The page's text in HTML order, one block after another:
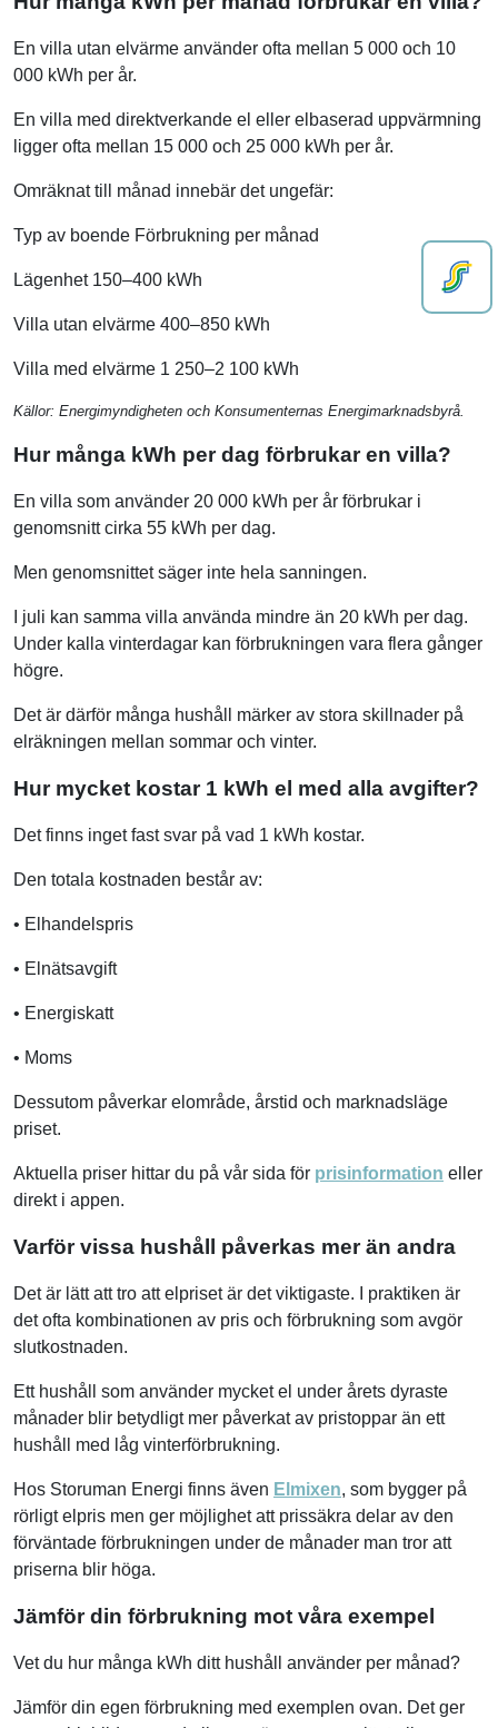
En villa utan elvärme använder ofta mellan 5 000 och 10
000 kWh per år.
En villa med direktverkande el eller elbaserad uppvärmning
ligger ofta mellan 15 000 och 25 000 kWh per år.
Omräknat till månad innebär det ungefär:
Typ av boende Förbrukning per månad
Lägenhet 150–400 kWh
Villa utan elvärme 400–850 kWh
Villa med elvärme 1 250–2 100 kWh
Källor: Energimyndigheten och Konsumenternas Energimarknadsbyrå.
Hur många kWh per dag förbrukar en villa?
En villa som använder 20 000 kWh per år förbrukar i
genomsnitt cirka 55 kWh per dag.
Men genomsnittet säger inte hela sanningen.
I juli kan samma villa använda mindre än 20 kWh per dag.
Under kalla vinterdagar kan förbrukningen vara flera gånger
högre.
Det är därför många hushåll märker av stora skillnader på
elräkningen mellan sommar och vinter.
Hur mycket kostar 1 kWh el med alla avgifter?
Det finns inget fast svar på vad 1 kWh kostar.
Den totala kostnaden består av:
• Elhandelspris
• Elnätsavgift
• Energiskatt
• Moms
Dessutom påverkar elområde, årstid och marknadsläge
priset.
Aktuella priser hittar du på vår sida för prisinformation eller
direkt i appen.
Varför vissa hushåll påverkas mer än andra
Det är lätt att tro att elpriset är det viktigaste. I praktiken är
det ofta kombinationen av pris och förbrukning som avgör
slutkostnaden.
Ett hushåll som använder mycket el under årets dyraste
månader blir betydligt mer påverkat av pristoppar än ett
hushåll med låg vinterförbrukning.
Hos Storuman Energi finns även Elmixen, som bygger på
rörligt elpris men ger möjlighet att prissäkra delar av den
förväntade förbrukningen under de månader man tror att
priserna blir höga.
Jämför din förbrukning mot våra exempel
Vet du hur många kWh ditt hushåll använder per månad?
Jämför din egen förbrukning med exemplen ovan. Det ger